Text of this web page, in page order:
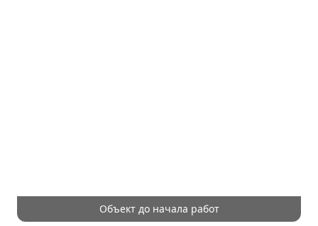
Объект до начала работ